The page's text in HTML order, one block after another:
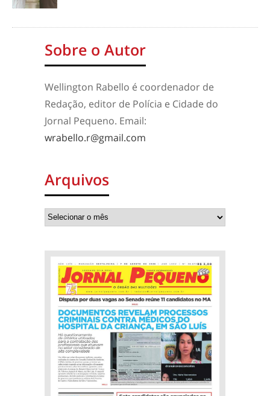
Sobre o Autor
Wellington Rabello é coordenador de
Redação, editor de Polícia e Cidade do
Jornal Pequeno. Email:
wrabello.r@gmail.com
Arquivos